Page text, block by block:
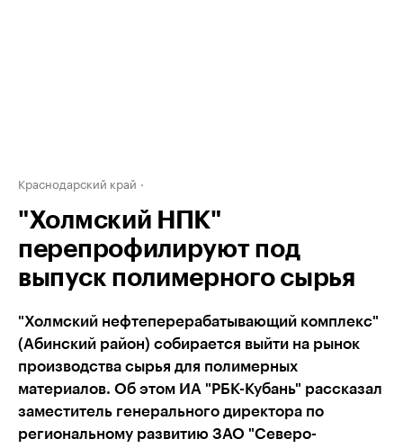
Краснодарский край
"Холмский НПК"
перепрофилируют под
выпуск полимерного сырья
"Холмский нефтеперерабатывающий комплекс"
(Абинский район) собирается выйти на рынок
производства сырья для полимерных
материалов. Об этом ИА "РБК-Кубань" рассказал
заместитель генерального директора по
региональному развитию ЗАО "Северо-